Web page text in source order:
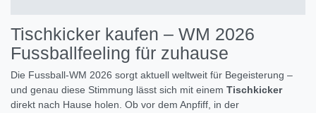
Tischkicker kaufen – WM 2026
Fussballfeeling für zuhause
Die Fussball-WM 2026 sorgt aktuell weltweit für Begeisterung –
und genau diese Stimmung lässt sich mit einem Tischkicker
direkt nach Hause holen. Ob vor dem Anpfiff, in der